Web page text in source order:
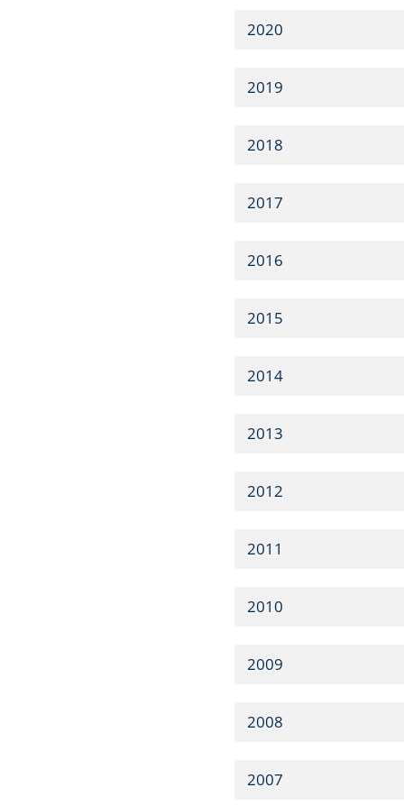
2020
2019
2018
2017
2016
2015
2014
2013
2012
2011
2010
2009
2008
2007